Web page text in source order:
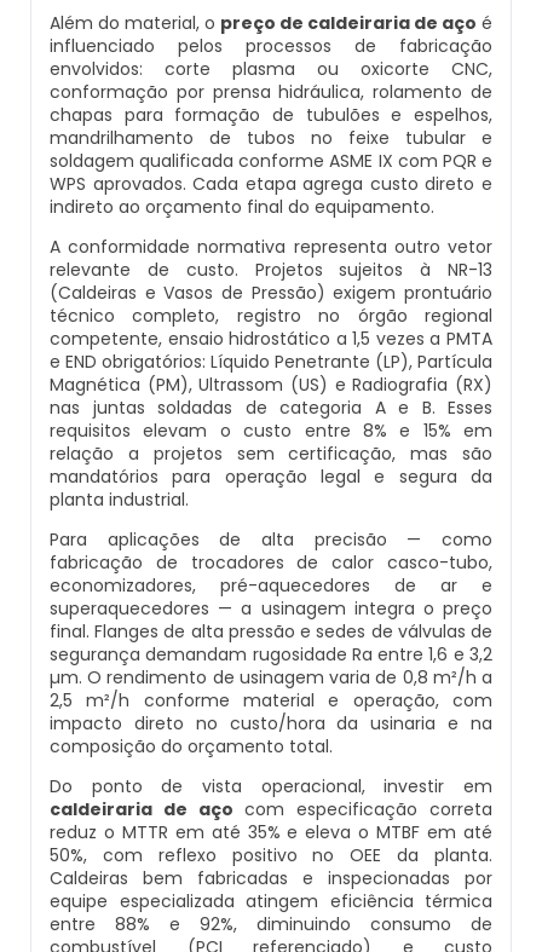
Caldeiraria De Fabricação E Montagem
Industrial
Caldeiraria E Montagem Industrial
Caldeiraria Industrial
Caldeiraria Pesada
Caldeiras De Recuperação De Calor Sensivel
Caldeiras E Aquecedores
Caldeiras E Vasos De Pressão
Comprar Caldeira
Controle E Automação De Caldeiras
Curso De Segurança Na Operação De
Caldeiras
Curso Operação De Caldeira
Curso Treinamento De Segurança Na
Operação De Caldeiras
Economizador Para Caldeiras
Empresa De Serviços Caldeiraria
Inspeção De Segurança Caldeira
Inspeção De Segurança De Caldeiras
Inspeção De Segurança Em Caldeiras
Inspeção De Segurança Em Caldeiras E
Inspeção De Segurança Em Vasos De
Pressão
Inspeção Dimensional De Caldeiraria
Inspeção Dimensional De Caldeiraria E
Tubulação
Inspeção Em Caldeiras
Inspeção Em Caldeiras Aquatubulares
Inspeção Inicial Em Caldeiras
Inspeção Nas Caldeiras
Inspeção Periodica Em Caldeiras
Manutenção E Inspeção De Caldeiras
Plano De Inspeção De Caldeiras
Manutenção De Caldeiras E Aquecedores
Manutenção De Caldeiras Em Sp
Manutenção De Caldeiras Industriais
Manutenção Em Caldeiras De Alta Pressão
Manutenção Preventiva Caldeiras
Montagem Caldeiras
Montagem De Caldeiras
Montagem De Caldeiras A Vapor
Montagem De Caldeiras Preço
Montagem De Caldeiras A Gás
Montagem De Caldeiras A Lenha
Montagem De Caldeiras A Pellets
Montagem De Caldeiras De Aquecimento
Montagem De Caldeiras Empresa
Preço Montagem De Caldeira A Gás
Caldeira Geradora De Vapor A Lenha
Caldeira Locomotiva A Vapor
Caldeira Usada A Venda
Caldeira Vapor A Lenha
Compra E Venda De Caldeiras Usadas
Comprar Caldeira A Vapor
Comprar Caldeira De Vapor
Distribuidor De Caldeira A Vapor
Empresa De Caldeira A Vapor
Fabrica De Caldeira A Vapor
Fabricante De Caldeira A Vapor
Ferro Com Caldeira A Vapor
Fornecedor De Caldeira A Vapor
Onde Comprar Caldeira A Vapor
Peças Para Caldeira A Vapor
Cotação De Caldeira A Gás
Distribuidor De Caldeira A Gás
Empresa De Caldeira A Gás
Empresa De Manutenção De Caldeira A Gás
Fornecedor De Caldeira A Gás
Manutenção De Caldeira A Gás
Onde Comprar Caldeira A Gás
Peças Para Caldeira A Gás
Queimador De Caldeira A Gás
Queimador Para Caldeira A Gás
Serviço De Manutenção Caldeira A Gás
Valor Caldeira A Gás
Venda Caldeira A Gás
Peças De Caldeiras
Melhor Caldeira Gás Natural
Além do material, o preço de caldeiraria de aço é
influenciado pelos processos de fabricação
envolvidos: corte plasma ou oxicorte CNC,
conformação por prensa hidráulica, rolamento de
chapas para formação de tubulões e espelhos,
mandrilhamento de tubos no feixe tubular e
soldagem qualificada conforme ASME IX com PQR e
WPS aprovados. Cada etapa agrega custo direto e
indireto ao orçamento final do equipamento.
A conformidade normativa representa outro vetor
relevante de custo. Projetos sujeitos à NR-13
(Caldeiras e Vasos de Pressão) exigem prontuário
técnico completo, registro no órgão regional
competente, ensaio hidrostático a 1,5 vezes a PMTA
e END obrigatórios: Líquido Penetrante (LP), Partícula
Magnética (PM), Ultrassom (US) e Radiografia (RX)
nas juntas soldadas de categoria A e B. Esses
requisitos elevam o custo entre 8% e 15% em
relação a projetos sem certificação, mas são
mandatórios para operação legal e segura da
planta industrial.
Para aplicações de alta precisão — como
fabricação de trocadores de calor casco-tubo,
economizadores, pré-aquecedores de ar e
superaquecedores — a usinagem integra o preço
final. Flanges de alta pressão e sedes de válvulas de
segurança demandam rugosidade Ra entre 1,6 e 3,2
µm. O rendimento de usinagem varia de 0,8 m²/h a
2,5 m²/h conforme material e operação, com
impacto direto no custo/hora da usinaria e na
composição do orçamento total.
Do ponto de vista operacional, investir em
caldeiraria de aço com especificação correta
reduz o MTTR em até 35% e eleva o MTBF em até
50%, com reflexo positivo no OEE da planta.
Caldeiras bem fabricadas e inspecionadas por
equipe especializada atingem eficiência térmica
entre 88% e 92%, diminuindo consumo de
combustível (PCI referenciado) e custo